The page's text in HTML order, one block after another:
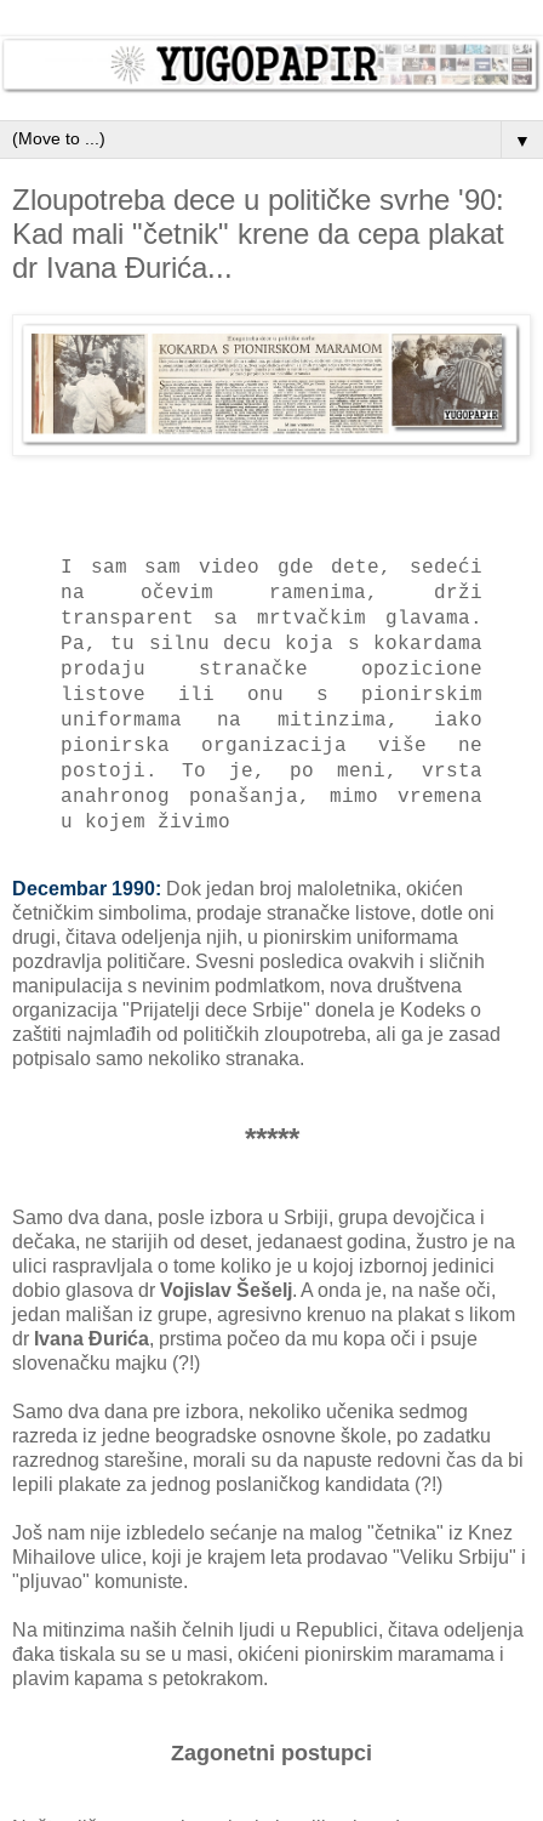
▼
Zloupotreba dece u političke svrhe '90:
Kad mali "četnik" krene da cepa plakat
dr Ivana Đurića...
I sam sam video gde dete, sedeći
na očevim ramenima, drži
transparent sa mrtvačkim glavama.
Pa, tu silnu decu koja s kokardama
prodaju stranačke opozicione
listove ili onu s pionirskim
uniformama na mitinzima, iako
pionirska organizacija više ne
postoji. To je, po meni, vrsta
anahronog ponašanja, mimo vremena
u kojem živimo
Decembar 1990: Dok jedan broj maloletnika, okićen
četničkim simbolima, prodaje stranačke listove, dotle oni
drugi, čitava odeljenja njih, u pionirskim uniformama
pozdravlja političare. Svesni posledica ovakvih i sličnih
manipulacija s nevinim podmlatkom, nova društvena
organizacija "Prijatelji dece Srbije" donela je Kodeks o
zaštiti najmlađih od političkih zloupotreba, ali ga je zasad
potpisalo samo nekoliko stranaka.
*****
Samo dva dana, posle izbora u Srbiji, grupa devojčica i
dečaka, ne starijih od deset, jedanaest godina, žustro je na
ulici raspravljala o tome koliko je u kojoj izbornoj jedinici
dobio glasova dr Vojislav Šešelj. A onda je, na naše oči,
jedan mališan iz grupe, agresivno krenuo na plakat s likom
dr Ivana Đurića, prstima počeo da mu kopa oči i psuje
slovenačku majku (?!)
Samo dva dana pre izbora, nekoliko učenika sedmog
razreda iz jedne beogradske osnovne škole, po zadatku
razrednog starešine, morali su da napuste redovni čas da bi
lepili plakate za jednog poslaničkog kandidata (?!)
Još nam nije izbledelo sećanje na malog "četnika" iz Knez
Mihailove ulice, koji je krajem leta prodavao "Veliku Srbiju" i
"pljuvao" komuniste.
Na mitinzima naših čelnih ljudi u Republici, čitava odeljenja
đaka tiskala su se u masi, okićeni pionirskim maramama i
plavim kapama s petokrakom.
Zagonetni postupci